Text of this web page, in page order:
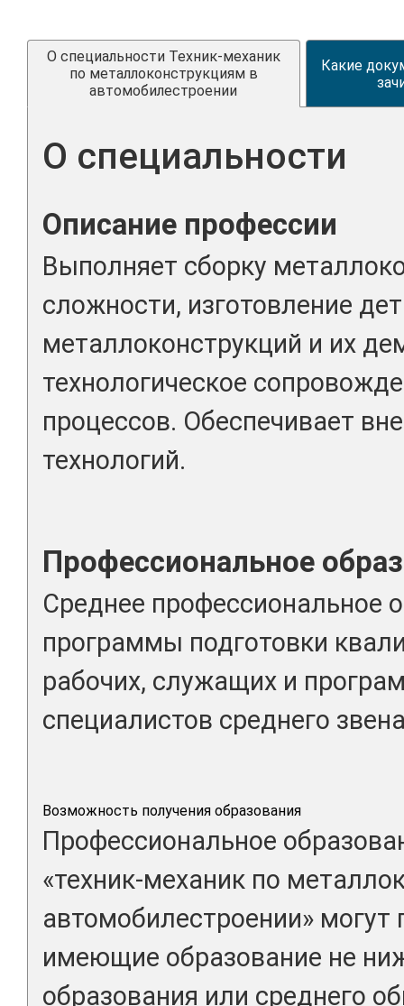
О специальности Техник-механик
по металлоконструкциям в
автомобилестроении
Какие
О специальности
Описание профессии
Выполняет сборку
сложности, изготовление
металлоконструкций и их
технологическое
процессов. Обеспечивает
технологий.
Профессиональное
Среднее профессиональное
программы подготовки
рабочих, служащих и
специалистов среднего
Возможность получения образования
Профессиональное
«техник-механик по
автомобилестроении» могут
имеющие образование не
образования или среднего